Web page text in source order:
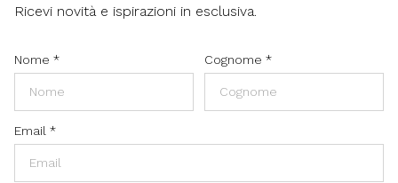
Ricevi novità e ispirazioni in esclusiva.
Nome * Cognome *
Email *